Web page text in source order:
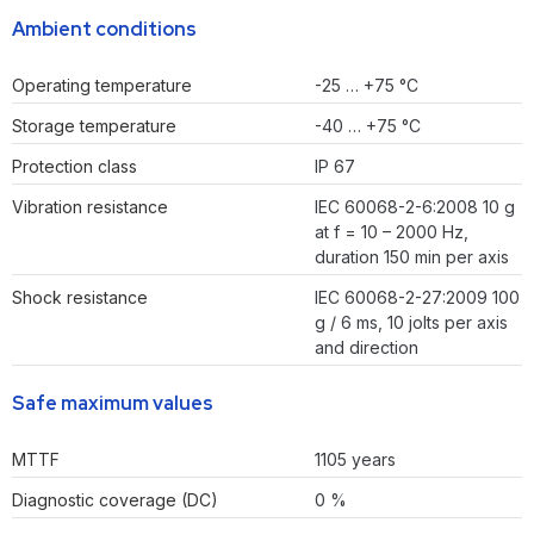
Ambient conditions
Operating temperature
-25 … +75 °C
Storage temperature
-40 … +75 °C
Protection class
IP 67
Vibration resistance
IEC 60068-2-6:2008 10 g
at f = 10 – 2000 Hz,
duration 150 min per axis
Shock resistance
IEC 60068-2-27:2009 100
g / 6 ms, 10 jolts per axis
and direction
Safe maximum values
MTTF
1105 years
Diagnostic coverage (DC)
0 %